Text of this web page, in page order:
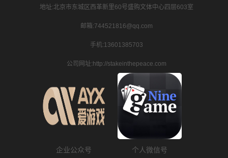
地址:北京市东城区西革新里60号盛购文体中心四层603室
邮箱:744521816@qq.com
手机:13601385703
公司网址:http://stakeinthepeace.com
企业公众号 个人微信号